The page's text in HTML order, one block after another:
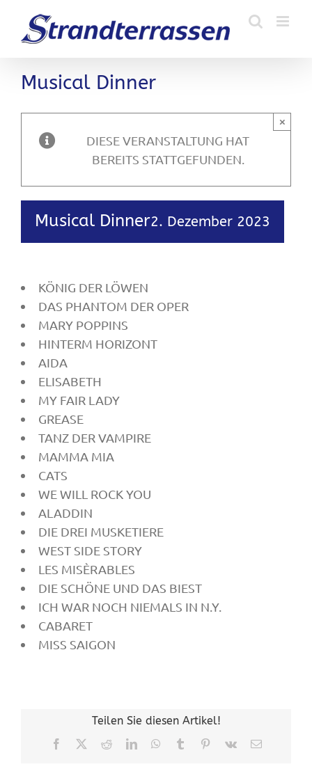
Inhalt
springen
Musical Dinner
DIESE VERANSTALTUNG HAT
BEREITS STATTGEFUNDEN.
×
Musical Dinner2. Dezember 2023
KÖNIG DER LÖWEN
DAS PHANTOM DER OPER
MARY POPPINS
HINTERM HORIZONT
AIDA
ELISABETH
MY FAIR LADY
GREASE
TANZ DER VAMPIRE
MAMMA MIA
CATS
WE WILL ROCK YOU
ALADDIN
DIE DREI MUSKETIERE
WEST SIDE STORY
LES MISÈRABLES
DIE SCHÖNE UND DAS BIEST
ICH WAR NOCH NIEMALS IN N.Y.
CABARET
MISS SAIGON
Teilen Sie diesen Artikel!
Facebook RedditLinkedInWhatsApp
Tumblr Pinterest
Vk
E-